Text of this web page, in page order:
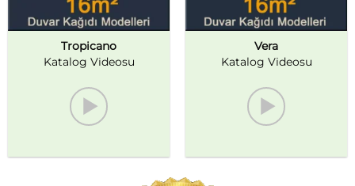
Tropicano
Katalog Videosu
Vera
Katalog Videosu